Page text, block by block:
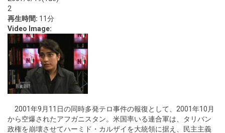
2
再生時間: 11分
Video Image:
2001年9月11日の同時多発テロ事件の報復として、2001年10月
から空爆されたアフガニスタン。米国率いる連合軍は、タリバン
政権を崩壊させてハーミド・カルザイを大統領に据え、民主主義